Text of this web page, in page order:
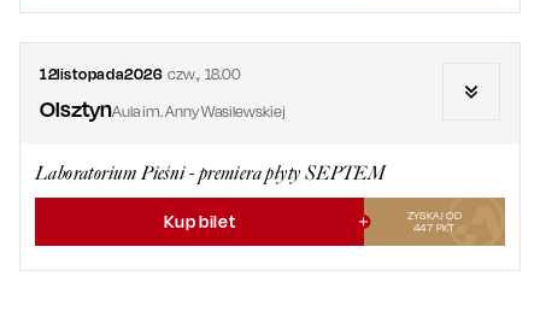
12listopada2026 czw.,18.00
OlsztynAula im. Anny Wasilewskiej
Laboratorium Pieśni - premiera płyty SEPTEM
Kup bilet
ZYSKAJ OD
447 PKT